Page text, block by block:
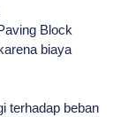
Block
biaya
terhadap beban